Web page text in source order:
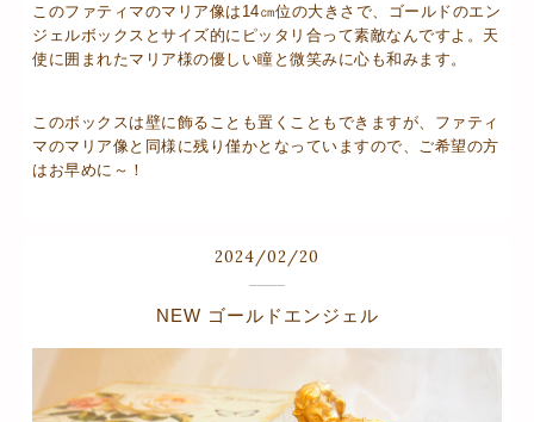
このファティマのマリア像は14㎝位の大きさで、ゴールドのエン
ジェルボックスとサイズ的にピッタリ合って素敵なんですよ。天
使に囲まれたマリア様の優しい瞳と微笑みに心も和みます。
このボックスは壁に飾ることも置くこともできますが、ファティ
マのマリア像と同様に残り僅かとなっていますので、ご希望の方
はお早めに～！
2024/02 /20
NEW ゴールドエンジェル